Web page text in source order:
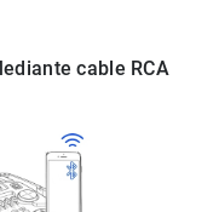
cable RCA